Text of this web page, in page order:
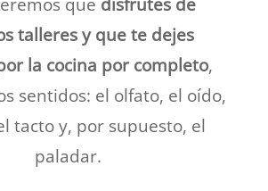
talleres y que te dejes
la cocina por completo,
sentidos: el olfato, el oído,
tacto y, por supuesto, el
paladar.